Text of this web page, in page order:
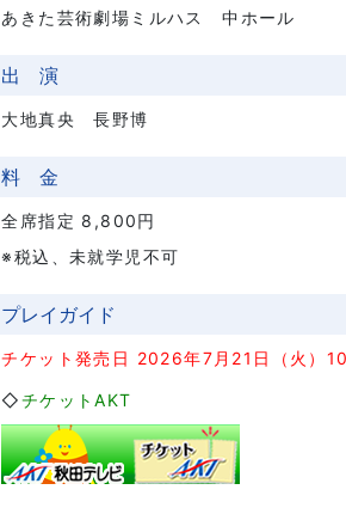
あきた芸術劇場ミルハス 中ホール
出 演
大地真央 長野博
料 金
全席指定 8,800円
※税込、未就学児不可
プレイガイド
チケット発売日 2026年7月21日（火）
◇チケットAKT